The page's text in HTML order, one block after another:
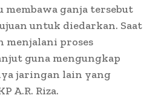
membawa ganja tersebut
untuk diedarkan. Saat
menjalani proses
guna mengungkap
jaringan lain yang
A.R. Riza.